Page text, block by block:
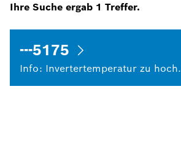
Ihre Suche ergab 1 Treffer.
---5175
Info: Invertertemperatur zu hoch.